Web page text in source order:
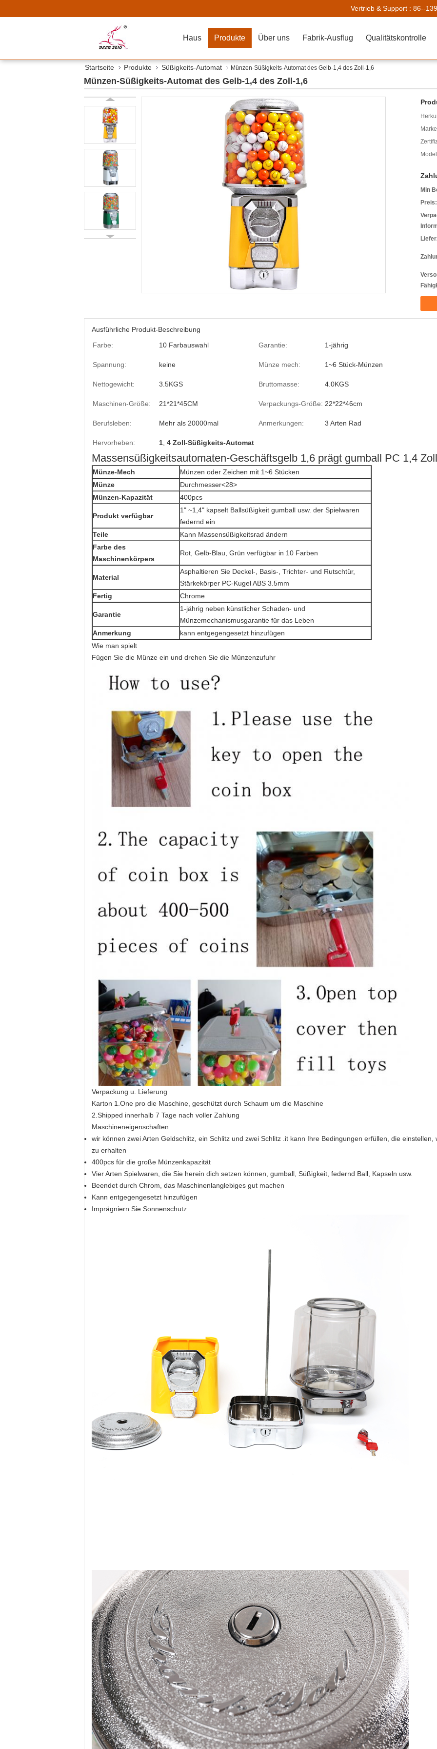
Vertrieb & Support : 86--
Haus Produkte Über uns Fabrik-Ausflug Qualitätskontrolle
Startseite Produkte Süßigkeits-Automat Münzen-Süßigkeits-Automat des Gelb-1,4 des Zoll-1,6
Münzen-Süßigkeits-Automat des Gelb-1,4 des Zoll-1,6
Min
Preis:
Ausführliche Produkt-Beschreibung
Farbe:
10 Farbauswahl Garantie: 1-jährig
Spannung: keine Münze mech: 1~6 Stück-Münzen
Nettogewicht: 3.5KGS Bruttomasse: 4.0KGS
Maschinen-Größe: 21*21*45CM Verpackungs-Größe: 22*22*46cm
Berufsleben: Mehr als 20000mal Anmerkungen: 3 Arten Rad
Hervorheben: 1 4 Zoll-Süßigkeits-Automat
Massensüßigkeitsautomaten-Geschäftsgelb 1,6 prägt gumball PC 1,4 Zoll
Münze-Mech
Münzen oder Zeichen mit 1~6 Stücken
Münze
Durchmesser<28>
Münzen-Kapazität
400pcs
Produkt verfügbar
1" ~1,4" kapselt Ballsüßigkeit gumball usw. der Spielwaren
federnd ein
Teile
Kann Massensüßigkeitsrad ändern
Farbe des
Maschinenkörpers
Rot, Gelb-Blau, Grün verfügbar in 10 Farben
Material
Asphaltieren Sie Deckel-, Basis-, Trichter- und Rutschtür,
Stärkekörper PC-Kugel ABS 3.5mm
Fertig
Chrome
Garantie
1-jährig neben künstlicher Schaden- und
Münzemechanismusgarantie für das Leben
Anmerkung
kann entgegengesetzt hinzufügen
Wie man spielt
Fügen Sie die Münze ein und drehen Sie die Münzenzufuhr
Verpackung u. Lieferung
Karton 1.One pro die Maschine, geschützt durch Schaum um die Maschine
2.Shipped innerhalb 7 Tage nach voller Zahlung
Maschineneigenschaften
wir können zwei Arten Geldschlitz, ein Schlitz und zwei Schlitz .it kann Ihre Bedingungen erfüllen, die
zu erhalten
400pcs für die große Münzenkapazität
Vier Arten Spielwaren, die Sie herein dich setzen können, gumball, Süßigkeit, federnd Ball, Kapseln usw.
Beendet durch Chrom, das Maschinenlanglebiges gut machen
Kann entgegengesetzt hinzufügen
Imprägniern Sie Sonnenschutz